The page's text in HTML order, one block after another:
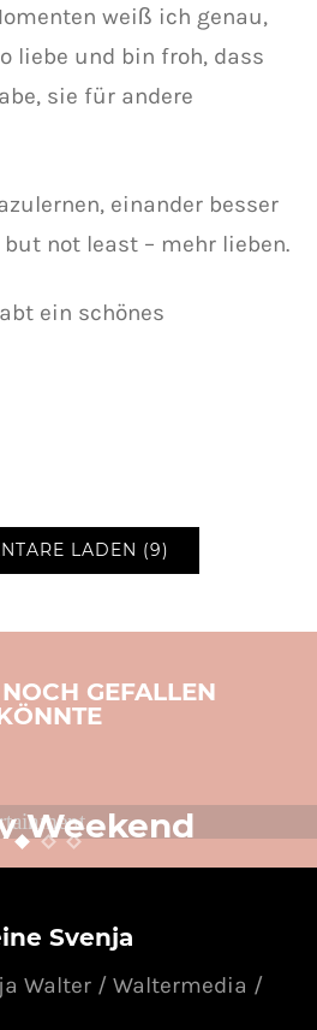
weiß ich genau,
liebe und bin froh, dass
sie für andere
einander besser
not least – mehr lieben.
ein schönes
LADEN (9)
GEFALLEN
Weekend
Svenja
Walter / Waltermedia /